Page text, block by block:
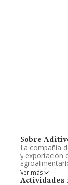
Sobre
La compañía
y exportación
tabaco. la
mayor y
Ver más
Actividades